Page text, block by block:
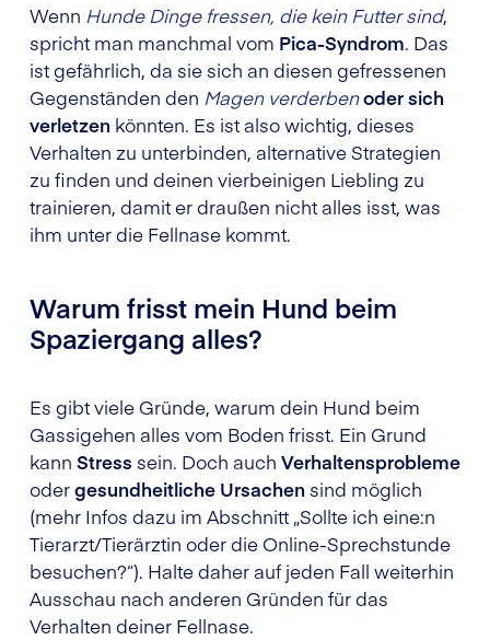
Wenn Hunde Dinge fressen, die kein Futter sind,
spricht man manchmal vom Pica-Syndrom. Das
ist gefährlich, da sie sich an diesen gefressenen
Gegenständen den Magen verderbenoder sich
verletzen könnten. Es ist also wichtig, dieses
Verhalten zu unterbinden, alternative Strategien
zu finden und deinen vierbeinigen Liebling zu
trainieren, damit er draußen nicht alles isst, was
ihm unter die Fellnase kommt.
Warum frisst mein Hund beim
Spaziergang alles?
Es gibt viele Gründe, warum dein Hund beim
Gassigehen alles vom Boden frisst. Ein Grund
kann Stress sein. Doch auch Verhaltensprobleme
odergesundheitliche Ursachen sind möglich
(mehr Infos dazu im Abschnitt „Sollte ich eine:n
Tierarzt/Tierärztin oder die Online-Sprechstunde
besuchen?“). Halte daher auf jeden Fall weiterhin
Ausschau nach anderen Gründen für das
Verhalten deiner Fellnase.